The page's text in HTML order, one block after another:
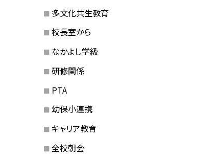
多文化共生教育
校長室から
なかよし学級
研修関係
PTA
幼保小連携
キャリア教育
全校朝会